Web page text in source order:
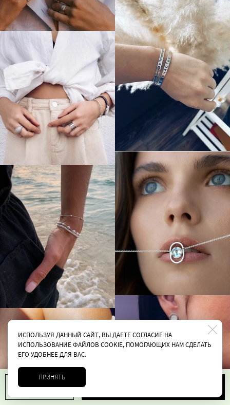
1
ИСПОЛЬЗУЯ ДАННЫЙ САЙТ, ВЫ ДАЕТЕ СОГЛАСИЕ НА
ИСПОЛЬЗОВАНИЕ ФАЙЛОВ COOKIE, ПОМОГАЮЩИХ НАМ СДЕЛАТЬ
ЕГО УДОБНЕЕ ДЛЯ ВАС.
ПРИНЯТЬ